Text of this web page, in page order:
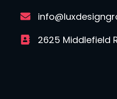
2625 Middlefield